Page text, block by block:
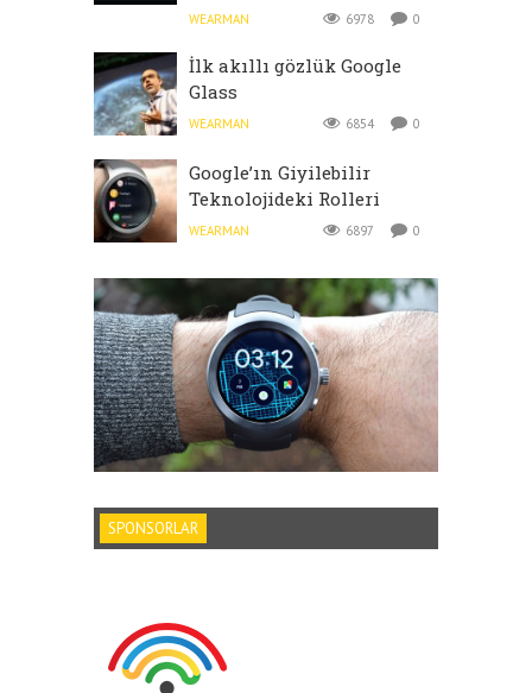
WEARMAN 6978 0
İlk akıllı gözlük Google
Glass
WEARMAN 6854 0
Google’ın Giyilebilir
Teknolojideki Rolleri
WEARMAN 6897 0
SPONSORLAR